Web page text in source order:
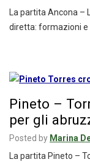
La partita Ancona –
diretta: formazioni e
Pineto –
per gli
Posted by Marina
La partita Pineto –